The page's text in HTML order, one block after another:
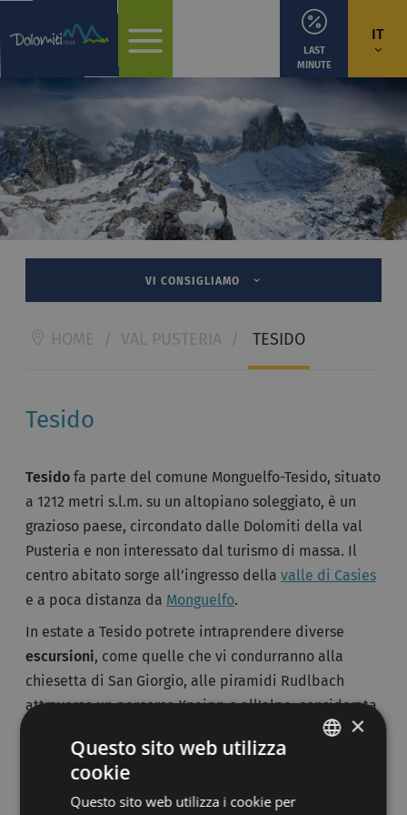
IT
LAST
MINUTE
VI CONSIGLIAMO
HOME / VAL PUSTERIA / TESIDO
Tesido
Tesido fa parte del comune Monguelfo-Tesido, situato
a 1212 metri s.l.m. su un altopiano soleggiato, è un
grazioso paese, circondato dalle Dolomiti della val
Pusteria e non interessato dal turismo di massa. Il
centro abitato sorge all’ingresso della valle di Casies
e a poca distanza da Monguelfo.
In estate a Tesido potrete intraprendere diverse
escursioni, come quelle che vi condurranno alla
chiesetta di San Giorgio, alle piramidi Rudlbach
attraverso un percorso Kneipp e all’alpe, considerata
come la montagna di casa di Tesido, dalla quale
potrete raggiungere il monte Luta, il monte Salomone
e la Roda di Scandole. Se amate la mountain bike vi
attende il tour delle malghe, il giro della valle di
×
Questo sito web utilizza
cookie
Questo sito web utilizza i cookie per